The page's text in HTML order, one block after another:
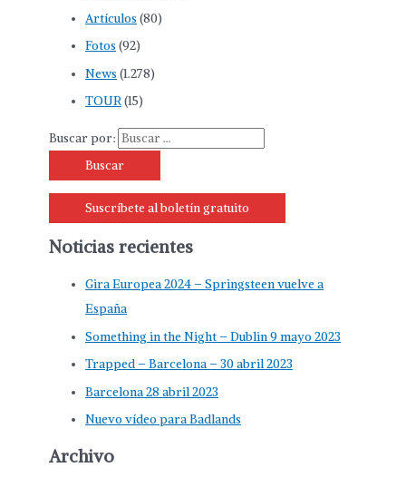
Artículos (80)
Fotos (92)
News (1.278)
TOUR(15)
Buscar por:
Suscríbete al boletín gratuito
Noticias recientes
Gira Europea 2024 – Springsteen vuelve a
España
Something in the Night – Dublin 9 mayo 2023
Trapped – Barcelona – 30 abril 2023
Barcelona 28 abril 2023
Nuevo vídeo para Badlands
Archivo